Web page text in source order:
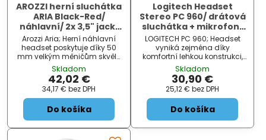
AROZZI herní sluchátka
ARIA Black-Red/
náhlavní/ 2x 3,5" jack/
redukce na 1x 3,5" jack/
odnímatelný mikrofon
Arozzi Aria; Herní náhlavní
headset poskytuje díky 50
mm velkým měničům skvělý
zvukový přednes. Stejně tak
odnímatelný mikrofon
poskytuje křišťálově čistý
přenos, který je základem
kvalitní hlasové komun...
Skladom
42,02 €
34,17 € bez DPH
Do košíka
Logitech Headset
Stereo PC 960/ drátová
sluchátka + mikrofon/
USB/ černá
LOGITECH PC 960; Headset
vyniká zejména díky
komfortní lehkou konstrukci,
která netlačí ani při delším
nošení. Obsahuje tlačítko pro
ovládání hlasitosti a
ztlumení mikrofonu na
kabelu. Navíc jste upozorněni
LED indika...
Skladom
30,90 €
25,12 € bez DPH
Do košíka